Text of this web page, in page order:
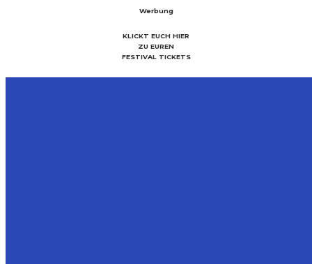
Werbung
KLICKT EUCH HIER
ZU EUREN
FESTIVAL TICKETS